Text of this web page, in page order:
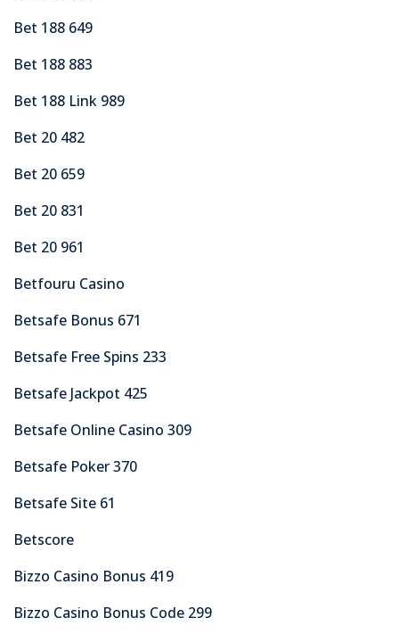
Bet 188 649
Bet 188 883
Bet 188 Link 989
Bet 20 482
Bet 20 659
Bet 20 831
Bet 20 961
Betfouru Casino
Betsafe Bonus 671
Betsafe Free Spins 233
Betsafe Jackpot 425
Betsafe Online Casino 309
Betsafe Poker 370
Betsafe Site 61
Betscore
Bizzo Casino Bonus 419
Bizzo Casino Bonus Code 299